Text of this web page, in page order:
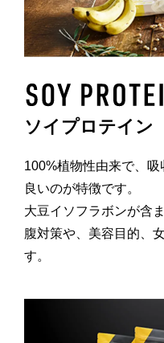
ソイプロテイン
100%植物性由来で、
良いのが特徴です。
大豆イソフラボンが含
腹対策や、美容目的、
す。